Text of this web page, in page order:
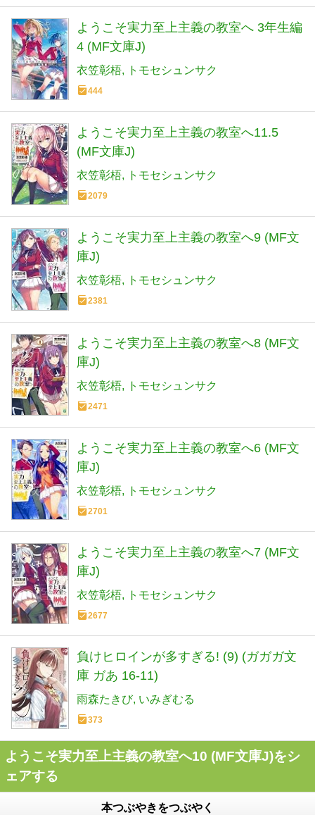
ようこそ実力至上主義の教室へ 3年生編
4 (MF文庫J)
衣笠彰梧 トモセシュンサク
444
ようこそ実力至上主義の教室へ11.5
(MF文庫J)
衣笠彰梧 トモセシュンサク
2079
ようこそ実力至上主義の教室へ9 (MF文
庫J)
衣笠彰梧 トモセシュンサク
2381
ようこそ実力至上主義の教室へ8 (MF文
庫J)
衣笠彰梧 トモセシュンサク
2471
ようこそ実力至上主義の教室へ6 (MF文
庫J)
衣笠彰梧 トモセシュンサク
2701
ようこそ実力至上主義の教室へ7 (MF文
庫J)
衣笠彰梧 トモセシュンサク
2677
負けヒロインが多すぎる! (9) (ガガガ文
庫 ガあ 16-11)
雨森たきび いみぎむる
373
ようこそ実力至上主義の教室へ10 (MF文庫J)をシ
ェアする
本つぶやきをつぶやく